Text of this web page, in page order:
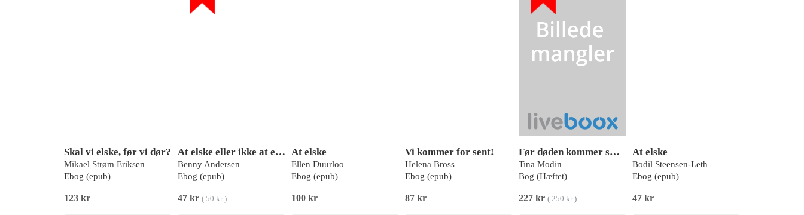
Skal vi elske, før vi dør?
Mikael Strøm Eriksen
Ebog (epub)
123 kr
At elske eller ikke at elske
Benny Andersen
Ebog (epub)
47 kr ( 50 kr)
At elske
Ellen Duurloo
Ebog (epub)
100 kr
Vi kommer for sent!
Helena Bross
Ebog (epub)
87 kr
Før døden kommer smerten
Tina Modin
Bog (Hæftet)
227 kr ( 250 kr)
At elske
Bodil Steensen-Leth
Ebog (epub)
47 kr